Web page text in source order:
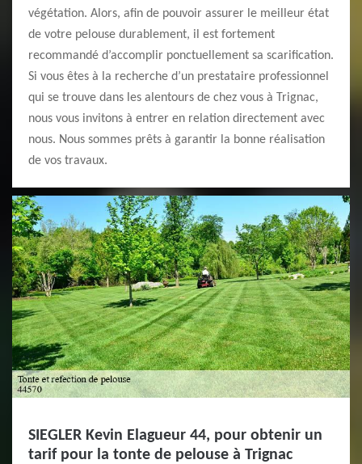
végétation. Alors, afin de pouvoir assurer le meilleur état
de votre pelouse durablement, il est fortement
recommandé d’accomplir ponctuellement sa scarification.
Si vous êtes à la recherche d’un prestataire professionnel
qui se trouve dans les alentours de chez vous à Trignac,
nous vous invitons à entrer en relation directement avec
nous. Nous sommes prêts à garantir la bonne réalisation
de vos travaux.
SIEGLER Kevin Elagueur 44, pour obtenir un
tarif pour la tonte de pelouse à Trignac